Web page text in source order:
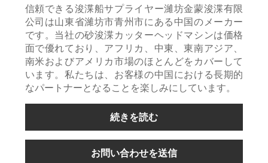
信頼できる浚渫船サプライヤー濰坊金蒙浚渫有限
公司は山東省濰坊市青州市にある中国のメーカー
です。当社の砂浚渫カッターヘッドマシンは価格
面で優れており、アフリカ、中東、東南アジア、
南米およびアメリカ市場のほとんどをカバーして
います。私たちは、お客様の中国における長期的
なパートナーとなることを楽しみにしています。
続きを読む
お問い合わせを送信